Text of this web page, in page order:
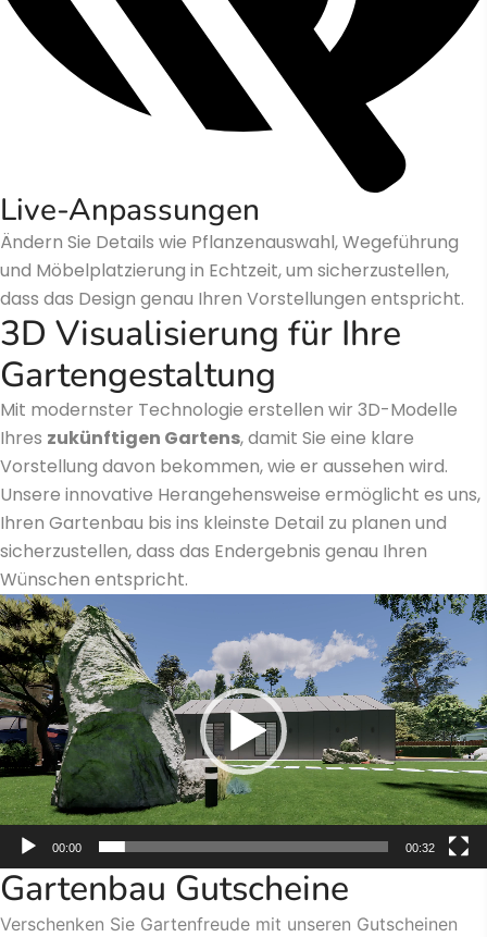
Live-Anpassungen
Ändern Sie Details wie Pflanzenauswahl, Wegeführung
und Möbelplatzierung in Echtzeit, um sicherzustellen,
dass das Design genau Ihren Vorstellungen entspricht.
3D Visualisierung für Ihre
Gartengestaltung
Mit modernster Technologie erstellen wir 3D-Modelle
Ihres zukünftigen Gartens, damit Sie eine klare
Vorstellung davon bekommen, wie er aussehen wird.
Unsere innovative Herangehensweise ermöglicht es uns,
Ihren Gartenbau bis ins kleinste Detail zu planen und
sicherzustellen, dass das Endergebnis genau Ihren
Wünschen entspricht.
Video-
Player
00:00 00:32
Gartenbau Gutscheine
Verschenken Sie Gartenfreude mit unseren Gutscheinen